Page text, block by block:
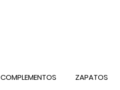
COMPLEMENTOS ZAPATOS